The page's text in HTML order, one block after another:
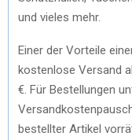
und vieles mehr.
Einer der Vorteile
kostenlose Versand
€. Für Bestellungen
bestellter Artikel